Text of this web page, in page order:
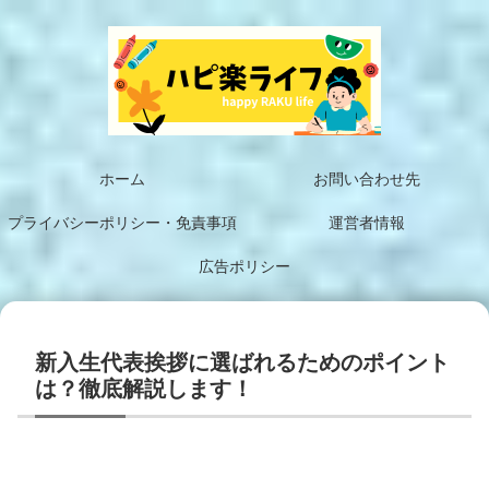
ホーム お問い合わせ先
プライバシーポリシー・免責事項 運営者情報
広告ポリシー
新入生代表挨拶に選ばれるためのポイント
は？徹底解説します！